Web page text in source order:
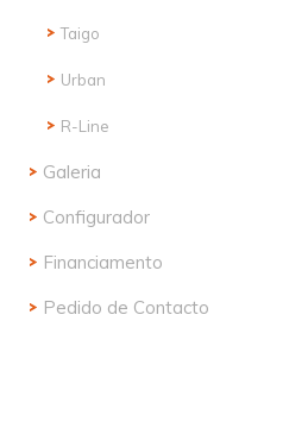
Taigo
Urban
R-Line
Galeria
Configurador
Financiamento
Pedido de Contacto